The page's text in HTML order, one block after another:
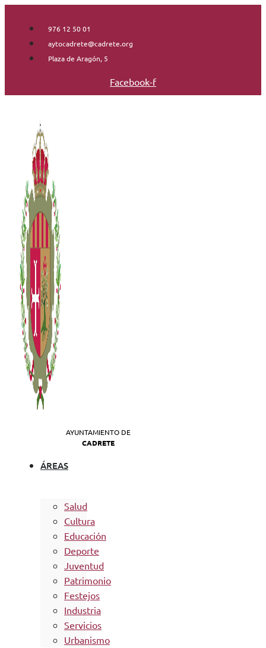
contenido
976 12 50 01
aytocadrete@cadrete.org
Plaza de Aragón, 5
Facebook-f
AYUNTAMIENTO DE
CADRETE
ÁREAS
Salud
Cultura
Educación
Deporte
Juventud
Patrimonio
Festejos
Industria
Servicios
Urbanismo